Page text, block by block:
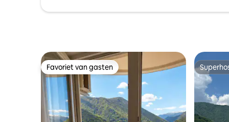
Favoriet van gasten
Favoriet van gasten